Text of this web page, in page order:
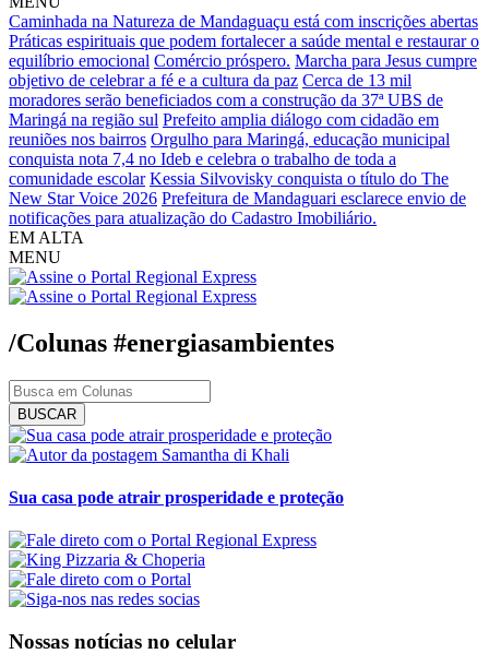
Caminhada na Natureza de Mandaguaçu está com inscrições abertas
Práticas espirituais que podem fortalecer a saúde mental e restaurar o
equilíbrio emocional Comércio próspero. Marcha para Jesus cumpre
objetivo de celebrar a fé e a cultura da paz Cerca de 13 mil
moradores serão beneficiados com a construção da 37ª UBS de
Maringá na região sul Prefeito amplia diálogo com cidadão em
reuniões nos bairros Orgulho para Maringá, educação municipal
conquista nota 7,4 no Ideb e celebra o trabalho de toda a
comunidade escolar Kessia Silvovisky conquista o título do The
New Star Voice 2026 Prefeitura de Mandaguari esclarece envio de
notificações para atualização do Cadastro Imobiliário.
EM ALTA
MENU
/Colunas #energiasambientes
BUSCAR
Samantha di Khali
Sua casa pode atrair prosperidade e proteção
Nossas notícias no celular